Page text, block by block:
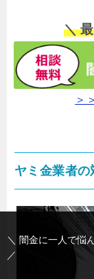
＼
＞
ヤミ金業者の
＼ 闇金に一人で悩
／